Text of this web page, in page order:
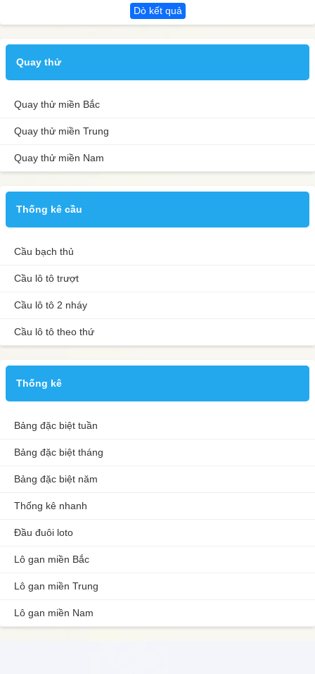
Dò kết quả
Quay thử
Quay thử miền Bắc
Quay thử miền Trung
Quay thử miền Nam
Thống kê cầu
Cầu bạch thủ
Cầu lô tô trượt
Cầu lô tô 2 nháy
Cầu lô tô theo thứ
Thống kê
Bảng đặc biệt tuần
Bảng đặc biệt tháng
Bảng đặc biệt năm
Thống kê nhanh
Đầu đuôi loto
Lô gan miền Bắc
Lô gan miền Trung
Lô gan miền Nam